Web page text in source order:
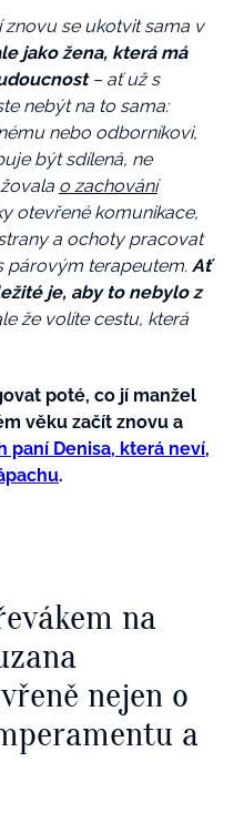
znovu se ukotvit sama v
jako žena, která má
– ať už s
nebýt na to sama:
nebo odborníkovi,
být sdílená, ne
o zachování
otevřené komunikace,
a ochoty pracovat
párovým terapeutem. Ať
je, aby to nebylo z
že volíte cestu, která
poté, co jí manžel
věku začít znovu a
paní Denisa, která neví,
.
na
nejen o
a